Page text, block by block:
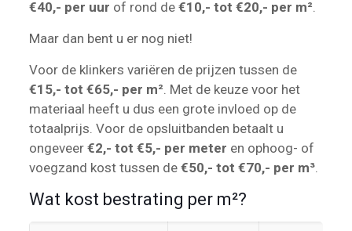
€40,- per uur of rond de €10,- tot €20,- per m².
Maar dan bent u er nog niet!
Voor de klinkers variëren de prijzen tussen de
€15,- tot €65,- per m². Met de keuze voor het
materiaal heeft u dus een grote invloed op de
totaalprijs. Voor de opsluitbanden betaalt u
ongeveer €2,- tot €5,- per meter en ophoog- of
voegzand kost tussen de €50,- tot €70,- per m³.
Wat kost bestrating per m²?